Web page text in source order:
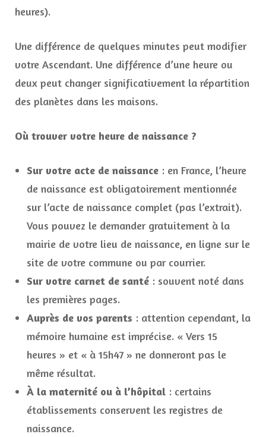
heures).
Une différence de quelques minutes peut modifier
votre Ascendant. Une différence d’une heure ou
deux peut changer significativement la répartition
des planètes dans les maisons.
Où trouver votre heure de naissance ?
Sur votre acte de naissance : en France, l’heure
de naissance est obligatoirement mentionnée
sur l’acte de naissance complet (pas l’extrait).
Vous pouvez le demander gratuitement à la
mairie de votre lieu de naissance, en ligne sur le
site de votre commune ou par courrier.
Sur votre carnet de santé : souvent noté dans
les premières pages.
Auprès de vos parents : attention cependant, la
mémoire humaine est imprécise. « Vers 15
heures » et « à 15h47 » ne donneront pas le
même résultat.
À la maternité ou à l’hôpital : certains
établissements conservent les registres de
naissance.